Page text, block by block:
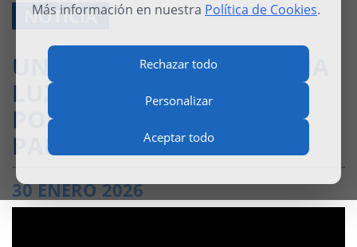
Más información en nuestra Política de Cookies.
Rechazar todo
Personalizar
Aceptar todo
NOTICIA
UNA NUEVA OBRA ARROJA
LUZ SOBRE UN CARISMA
POCO CONOCIDO: «LA
PALABRA DE SABIDURÍA»
30 ENERO 2026